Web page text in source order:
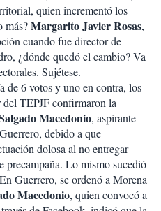
quien incrementó los
más?Margarito Javier Rosas,
cuando fue director de
¿dónde quedó el cambio? Va
Sujétese.
de 6 votos y uno en contra, los
del TEPJF confirmaron la
Macedonio, aspirante
debido a que
dolosa al no entregar
precampaña. Lo mismo sucedió
Guerrero, se ordenó a Morena
Macedonio, quien convocó a